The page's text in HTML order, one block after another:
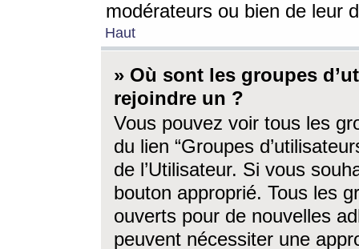
modérateurs ou bien de leur
Haut
» Où sont les groupes
rejoindre un ?
Vous pouvez voir tous les
du lien “Groupes
de l’Utilisateur. Si vous
bouton approprié. Tous les
ouverts pour de nouvelles
peuvent nécessiter une